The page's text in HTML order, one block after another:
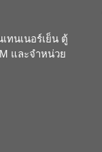
ทนเนอร์เย็น ตู้
และจำหน่วย